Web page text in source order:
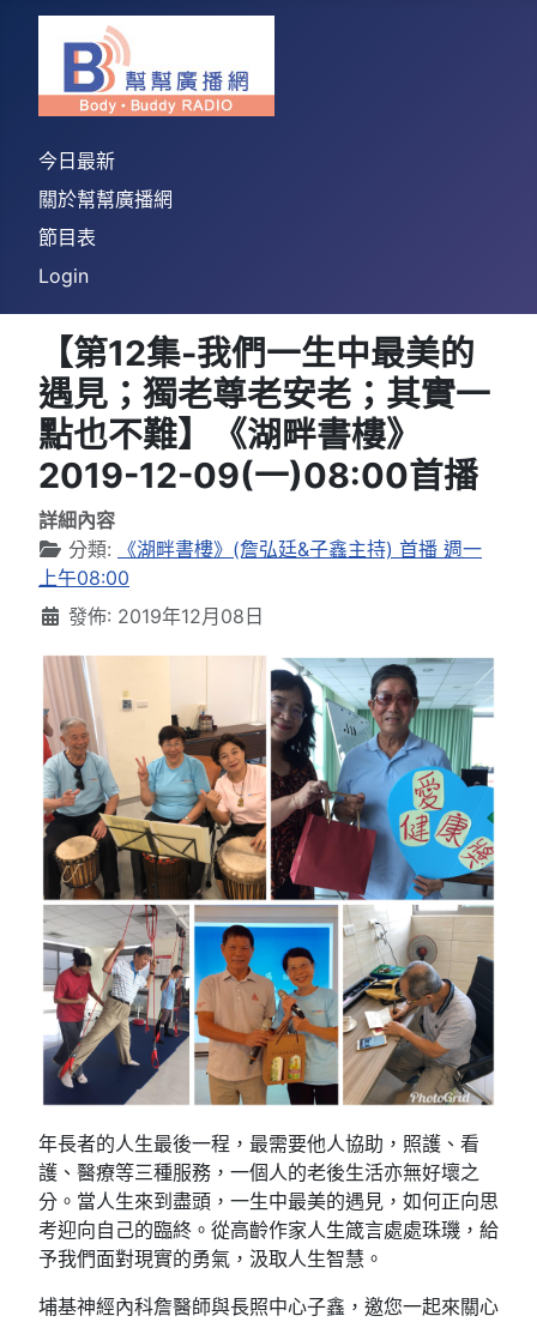
今日最新
關於幫幫廣播網
節目表
Login
【第12集-我們一生中最美的
遇見；獨老尊老安老；其實一
點也不難】《湖畔書樓》
2019-12-09(一)08:00首播
詳細內容
分類:
《湖畔書樓》(詹弘廷&子鑫主持) 首播 週一
上午08:00
發佈: 2019年12月08日
年長者的人生最後一程，最需要他人協助，照護、看
護、醫療等三種服務，一個人的老後生活亦無好壞之
分。當人生來到盡頭，一生中最美的遇見，如何正向思
考迎向自己的臨終。從高齡作家人生箴言處處珠璣，給
予我們面對現實的勇氣，汲取人生智慧。
埔基神經內科詹醫師與長照中心子鑫，邀您一起來關心